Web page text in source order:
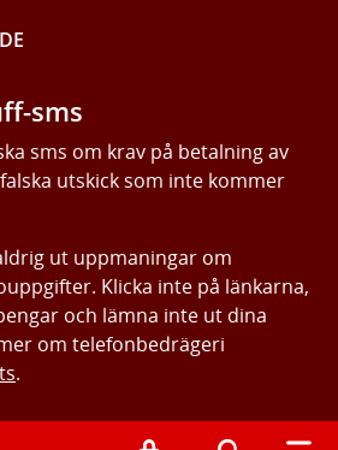
sms
sms om krav på betalning av
utskick som inte kommer
ut uppmaningar om
Klicka inte på länkarna,
och lämna inte ut dina
om telefonbedrägeri
.